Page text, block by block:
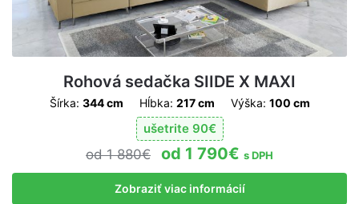
Rohová sedačka SIIDE X MAXI
Šírka: 344 cm Hĺbka: 217 cm Výška: 100 cm
ušetrite 90€
1 880€ 1 790€ s DPH
Zobraziť viac informácií